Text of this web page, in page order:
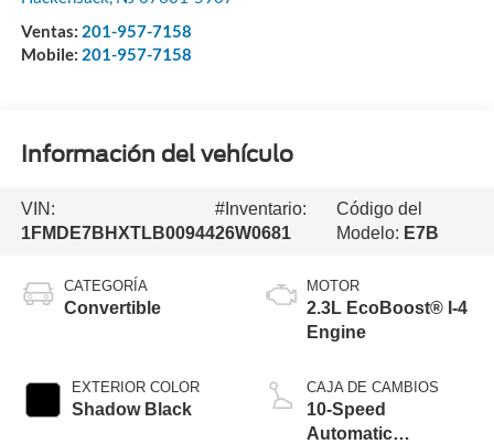
Ventas: 201-957-7158
Mobile: 201-957-7158
Información del vehículo
VIN:
1FMDE7BHXTLB00944
#Inventario:
26W0681
Código del
Modelo: E7B
CATEGORÍA
Convertible
EXTERIOR COLOR
Shadow Black
MOTOR
2.3L EcoBoost® I-4
Engine
CAJA DE CAMBIOS
10-Speed
Automatic